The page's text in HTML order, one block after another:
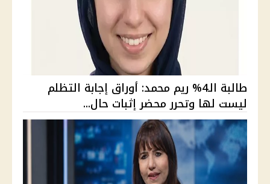
طالبة الـ4% ريم محمد: أوراق إجابة التظلم
ليست لها وتحرر محضر إثبات حال...